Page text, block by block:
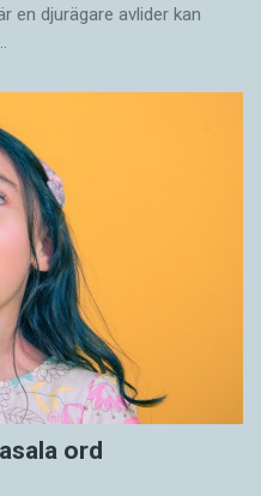
en djurägare avlider kan
ord